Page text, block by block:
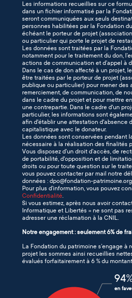
Les informations recueillies sur ce
dans un fichier informatisé par la
seront communiquées aux seuls
personnes habilitées par la Fondation
échéant le porteur de projet
ou particulier qui porte le projet de
Les données sont traitées par la
notamment pour le traitement du don,
actions de communication et d’appel à
Dans le cas de don affecté à un projet,
être traitées par le porteur de projet
publique ou particulier) pour mener des
remerciement, de communication, de
dans le cadre du projet et pour mettre
une contrepartie. Dans le cadre d'un
particulier, les informations sont
afin d'établir une attestation d'absence
capitalistique avec le donateur.
Les données sont conservées pendant
nécessaire à la réalisation des finalités
Vous disposez d’un droit d’accès, de
de portabilité, d'opposition et de
droits ou pour toute question sur le
vous pouvez contacter par mail notre
données : dpo@fondation-
Pour plus d’information, vous pouvez
Confidentialité.
Si vous estimez, après nous avoir
Informatique et Libertés » ne sont pas
adresser une réclamation à la CNIL.
Notre engagement : seulement 6% de
La Fondation du patrimoine s’engage à
projet les sommes ainsi recueillies
évalués forfaitairement à 6 % du
94
en